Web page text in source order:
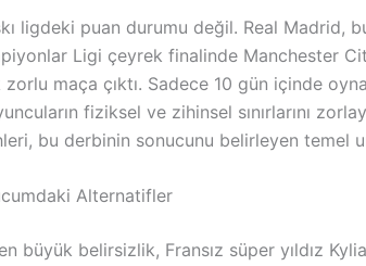
ligdeki puan durumu değil. Real Madrid,
Ligi çeyrek finalinde Manchester
maça çıktı. Sadece 10 gün içinde
fiziksel ve zihinsel sınırlarını
bu derbinin sonucunu belirleyen temel
Alternatifler
büyük belirsizlik, Fransız süper yıldız